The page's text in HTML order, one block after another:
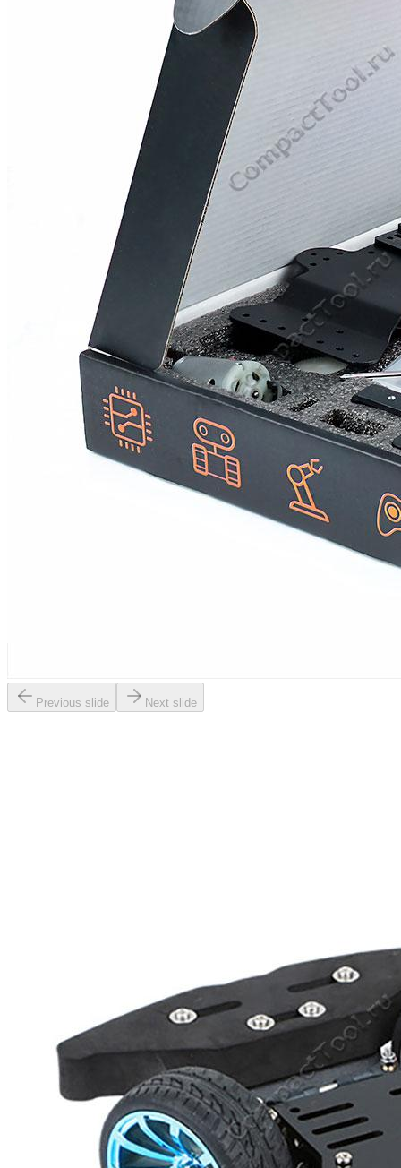
Previous slide Next slide